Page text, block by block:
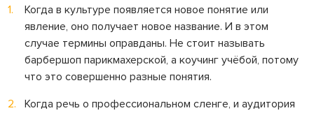
Когда в культуре появляется новое понятие или
явление, оно получает новое название. И в этом
случае термины оправданы. Не стоит называть
барбершоп парикмахерской, а коучинг учёбой, потому
что это совершенно разные понятия.
Когда речь о профессиональном сленге, и аудитория